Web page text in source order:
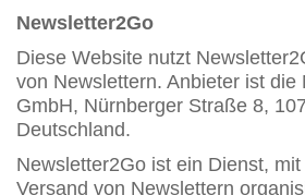
Newsletter2Go
Diese Website nutzt
von Newslettern. Anbieter ist die
GmbH, Nürnberger Straße 8,
Deutschland.
Newsletter2Go ist ein Dienst,
Versand von Newslettern